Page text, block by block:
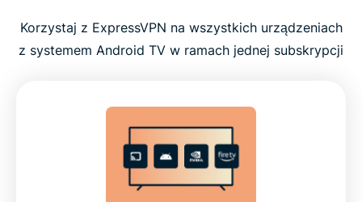
Korzystaj z ExpressVPN na wszystkich urządzeniach
z systemem Android TV w ramach jednej subskrypcji